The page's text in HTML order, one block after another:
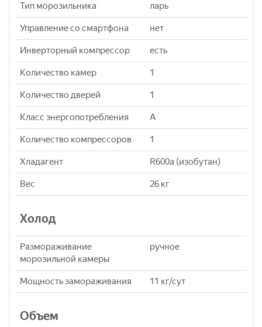
Тип морозильника ларь
Управление со смартфона нет
Инверторный компрессор eсть
Количество камер 1
Количество дверей 1
Класс энергопотребления A
Количество компрессоров 1
Хладагент R600a (изобутан)
Вес 26 кг
Холод
Размораживание
морозильной камеры
ручное
Мощность замораживания 11 кг/сут
Объем